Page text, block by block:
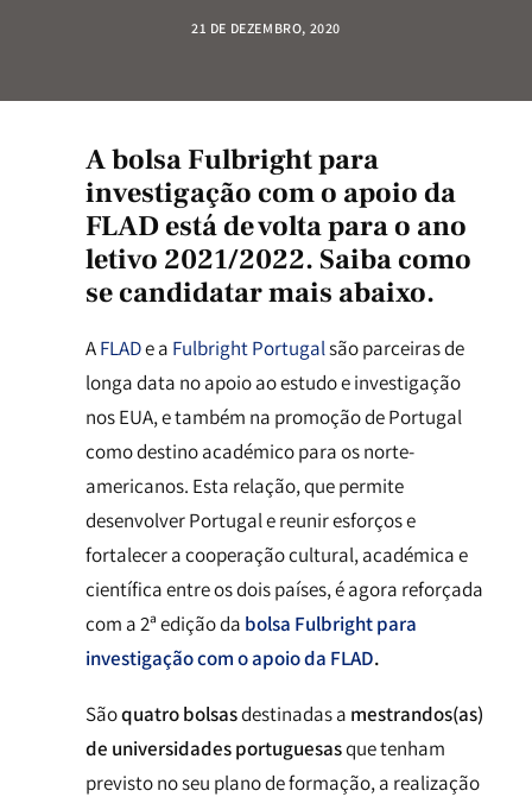
21 DE DEZEMBRO, 2020
Abolsa Fulbright para
investigação com o apoio da
FLADestá de volta para o ano
letivo 2021/2022. Saiba como
se candidatar mais abaixo.
AFLADe a Fulbright Portugalsão parceiras de
longa data no apoio ao estudo e investigação
nos EUA, e também na promoção de Portugal
como destino académico para os norte-
americanos. Esta relação, que permite
desenvolver Portugal e reunir esforços e
fortalecer a cooperação cultural, académica e
científica entre os dois países, é agora reforçada
com a 2ª edição da bolsa Fulbright para
investigação com o apoio da FLAD.
Sãoquatro bolsasdestinadas a mestrandos(as)
de universidades portuguesasque tenham
previsto no seu plano de formação, a realização